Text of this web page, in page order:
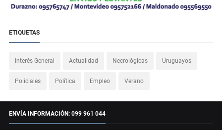
ETIQUETAS
Interés General Actualidad Necrológicas Uruguayos
Policiales Política Empleo Verano
ENVÍA INFORMACIÓN: 099 961 044